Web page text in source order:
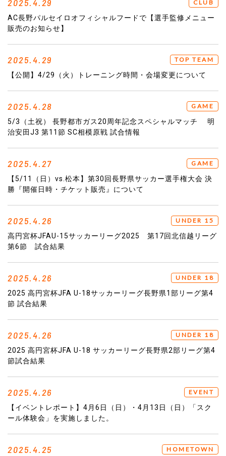
2025.4.29 CLUB
AC長野パルセイロオフィシャルフードで【選手監修メニュー
販売のお知らせ】
2025.4.29 TOP TEAM
【公開】4/29（火）トレーニング時間・会場変更について
2025.4.28 GAME
5/3（土祝） 長野都市ガス20周年記念スペシャルマッチ 明
治安田J3 第11節 SC相模原戦 試合情報
2025.4.27 GAME
【5/11（日）vs.松本】第30回長野県サッカー選手権大会 決
勝『開催日時・チケット販売』について
2025.4.26 UNDER 15
高円宮杯JFAU-15サッカーリーグ2025 第17回北信越リーグ
第6節 試合結果
2025.4.26 UNDER 18
2025 高円宮杯JFA U-18サッカーリーグ長野県1部リーグ第4
節 試合結果
2025.4.26 UNDER 18
2025 高円宮杯JFA U-18 サッカーリーグ長野県2部リーグ第4
節試合結果
2025.4.26 EVENT
【イベントレポート】4月6日（日）・4月13日（日）「スク
ール体験会」を実施しました。
2025.4.25 HOMETOWN